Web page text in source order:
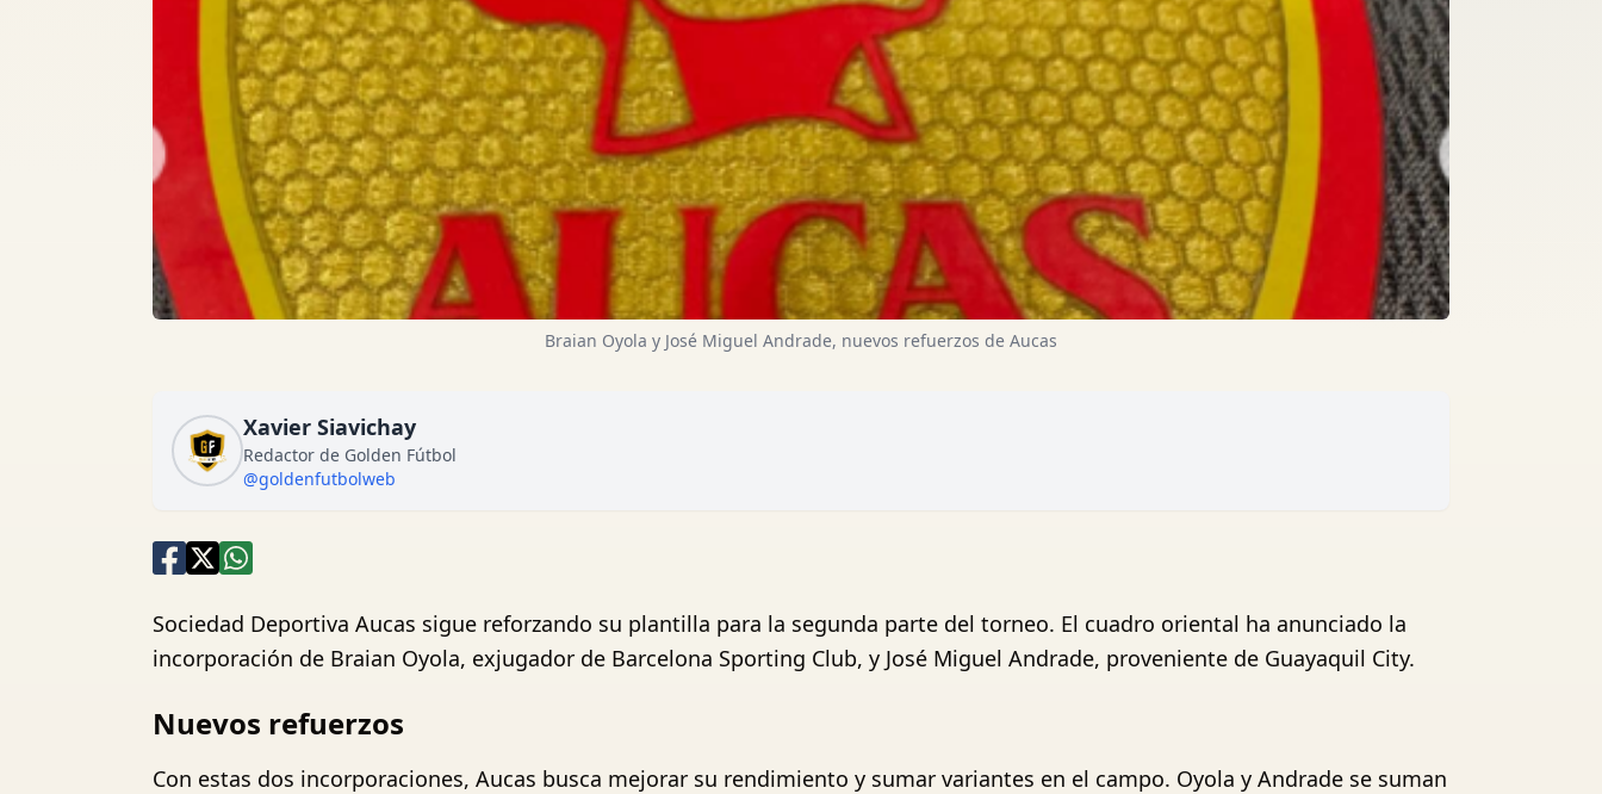
Braian Oyola y José Miguel Andrade, nuevos refuerzos de Aucas
Xavier Siavichay
Redactor de Golden Fútbol
@goldenfutbolweb
Sociedad Deportiva Aucas sigue reforzando su plantilla para la segunda parte del torneo. El cuadro oriental ha anunciado la
incorporación de Braian Oyola, exjugador de Barcelona Sporting Club, y José Miguel Andrade, proveniente de Guayaquil City.
Nuevos refuerzos
Con estas dos incorporaciones, Aucas busca mejorar su rendimiento y sumar variantes en el campo. Oyola y Andrade se suman